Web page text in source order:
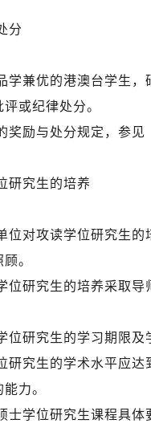
分
学兼优的港澳台学生
或纪律处分。
奖励与处分规定，参
研究生的培养
位对攻读学位研究生
。
位研究生的培养采取
位研究生的学习期限
研究生的学术水平应
力。
士学位研究生课程具体